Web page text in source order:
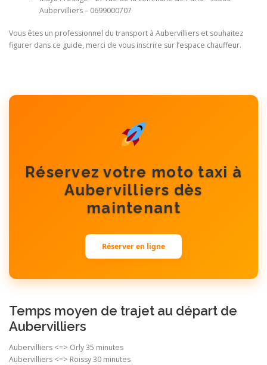
Aubervilliers – 0699000707
Vous êtes un professionnel du transport à Aubervilliers et souhaitez
figurer dans ce guide, merci de vous inscrire sur l’espace chauffeur.
Réservez votre moto taxi à
Aubervilliers dès
maintenant
Réserver en ligne
Temps moyen de trajet au départ de
Aubervilliers
Aubervilliers <=> Orly 35 minutes
Aubervilliers <=> Roissy 30 minutes